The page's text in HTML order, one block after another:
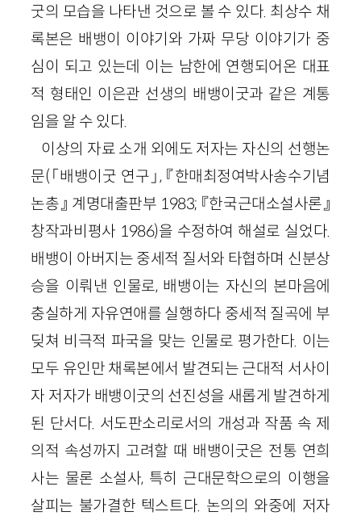
굿의 모습을 나타낸 것으로 볼 수 있다. 최상수 채
록본은 배뱅이 이야기와 가짜 무당 이야기가 중
심이 되고 있는데 이는 남한에 연행되어온 대표
적 형태인 이은관 선생의 배뱅이굿과 같은 계통
임을 알 수 있다.
이상의 자료 소개 외에도 저자는 자신의 선행논
문(「배뱅이굿 연구」, 『한매최정여박사송수기념
논총』 계명대출판부 1983; 『한국근대소설사론』
창작과비평사 1986)을 수정하여 해설로 실었다.
배뱅이 아버지는 중세적 질서와 타협하며 신분상
승을 이뤄낸 인물로, 배뱅이는 자신의 본마음에
충실하게 자유연애를 실행하다 중세적 질곡에 부
딪쳐 비극적 파국을 맞는 인물로 평가한다. 이는
모두 유인만 채록본에서 발견되는 근대적 서사이
자 저자가 배뱅이굿의 선진성을 새롭게 발견하게
된 단서다. 서도판소리로서의 개성과 작품 속 제
의적 속성까지 고려할 때 배뱅이굿은 전통 연희
사는 물론 소설사, 특히 근대문학으로의 이행을
살피는 불가결한 텍스트다. 논의의 와중에 저자